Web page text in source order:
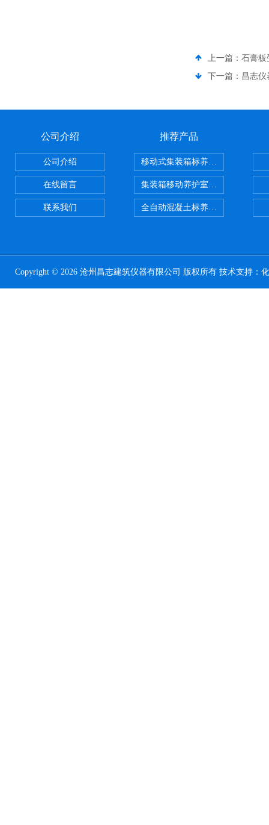
上一篇： 石膏板
下一篇： 昌志仪
公司介绍
公司介绍
在线留言
联系我们
推荐产品
移动式集装箱标养室 养护室设备
集装箱移动养护室 标养室
全自动混凝土标养室恒温恒湿设备
Copyright © 2026 沧州昌志建筑仪器有限公司 版权所有 技术支持：